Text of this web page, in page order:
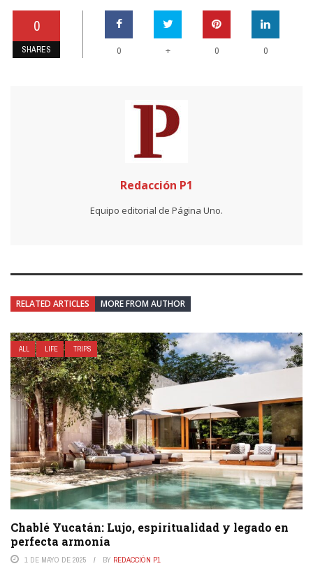
0
SHARES 0 + 0 0
Redacción P1
Equipo editorial de Página Uno.
RELATED ARTICLES MORE FROM AUTHOR
ALL LIFE TRIPS
Chablé Yucatán: Lujo, espiritualidad y legado en
perfecta armonía
1 DE MAYO DE 2025 BY REDACCIÓN P1